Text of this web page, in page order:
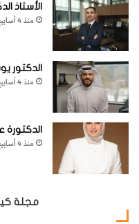
الأستاذ
منذ 4 أسابيع
الدكتور
منذ 4 أسابيع
الدكتورة
منذ 4 أسابيع
مجلة